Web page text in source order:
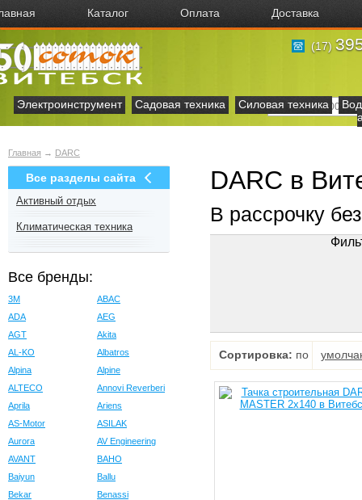
Каталог Оплата Доставка
(17)
Электроинструмент Садовая техника Силовая техника
Главная → DARC
Все разделы сайта
Активный отдых
Климатическая техника
Все бренды:
3M
ABAC
ADA
AEG
AGT
Akita
AL-KO
Albatros
Alpina
Alpine
ALTECO
Annovi Reverberi
Aprila
Ariens
AS-Motor
ASILAK
Aurora
AV Engineering
AVANT
BAHO
Baiyun
Ballu
Bekar
Benassi
DARC в
В рассрочку
Сортировка: по